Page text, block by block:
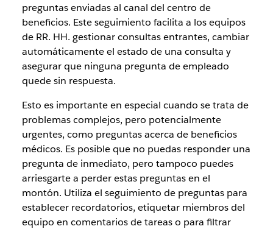
preguntas enviadas al canal del centro de
beneficios. Este seguimiento facilita a los equipos
de RR. HH. gestionar consultas entrantes, cambiar
automáticamente el estado de una consulta y
asegurar que ninguna pregunta de empleado
quede sin respuesta.
Esto es importante en especial cuando se trata de
problemas complejos, pero potencialmente
urgentes, como preguntas acerca de beneficios
médicos. Es posible que no puedas responder una
pregunta de inmediato, pero tampoco puedes
arriesgarte a perder estas preguntas en el
montón. Utiliza el seguimiento de preguntas para
establecer recordatorios, etiquetar miembros del
equipo en comentarios de tareas o para filtrar